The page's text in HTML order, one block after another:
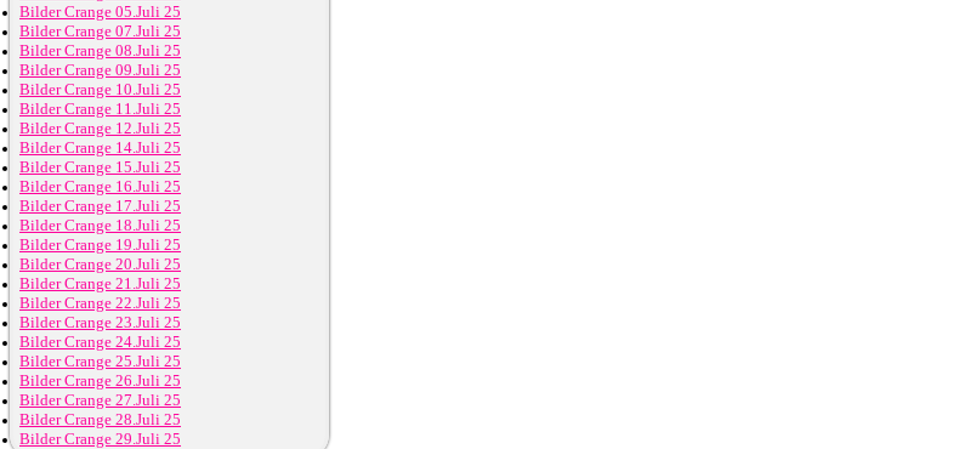
Bilder Crange 05.Juli 25
Bilder Crange 07.Juli 25
Bilder Crange 08.Juli 25
Bilder Crange 09.Juli 25
Bilder Crange 10.Juli 25
Bilder Crange 11.Juli 25
Bilder Crange 12.Juli 25
Bilder Crange 14.Juli 25
Bilder Crange 15.Juli 25
Bilder Crange 16.Juli 25
Bilder Crange 17.Juli 25
Bilder Crange 18.Juli 25
Bilder Crange 19.Juli 25
Bilder Crange 20.Juli 25
Bilder Crange 21.Juli 25
Bilder Crange 22.Juli 25
Bilder Crange 23.Juli 25
Bilder Crange 24.Juli 25
Bilder Crange 25.Juli 25
Bilder Crange 26.Juli 25
Bilder Crange 27.Juli 25
Bilder Crange 28.Juli 25
Bilder Crange 29.Juli 25